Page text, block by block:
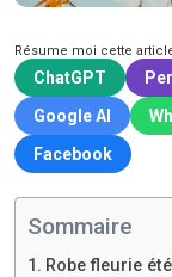
Résume moi cette
ChatGPT
Google AI
Facebook
Sommaire
Robe fleurie